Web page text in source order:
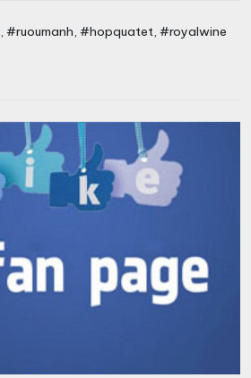
#hopquatet, #royalwine